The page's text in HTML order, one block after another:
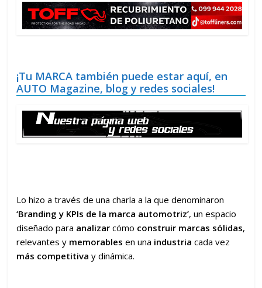
¡Tu MARCA también puede estar aquí, en
AUTO Magazine, blog y redes sociales!
Lo hizo a través de una charla a la que denominaron
‘Branding y KPIs de la marca automotriz’, un espacio
diseñado para analizar cómo construir marcas sólidas,
relevantes y memorables en una industria cada vez
más competitiva y dinámica.